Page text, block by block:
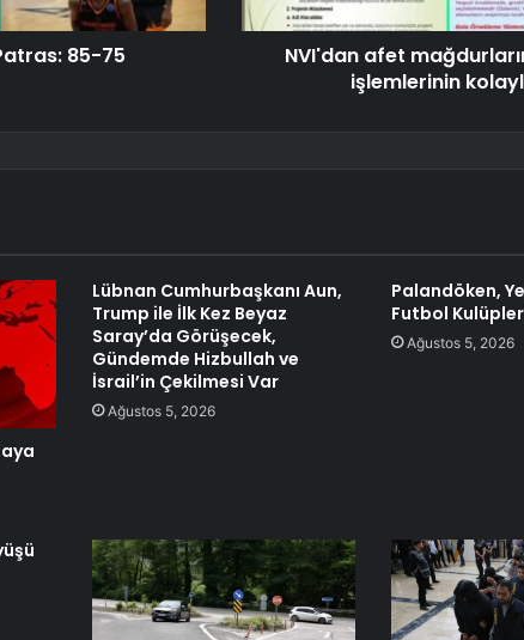
85-75
NVI'dan afet
işlemlerinin
Lübnan Cumhurbaşkanı Aun,
Trump ile İlk Kez Beyaz
Saray’da Görüşecek,
Gündemde Hizbullah ve
İsrail’in Çekilmesi Var
Ağustos 5, 2026
Palandöken,
Futbol
Ağustos 5, 2026